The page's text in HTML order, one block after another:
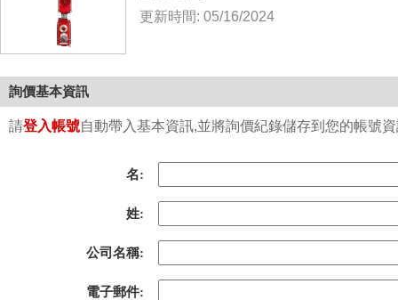
更新時間: 05/16/2024
詢價基本資訊
請登入帳號自動帶入基本資訊,並將詢價紀錄儲存到您的帳號
名:
姓:
公司名稱:
電子郵件: